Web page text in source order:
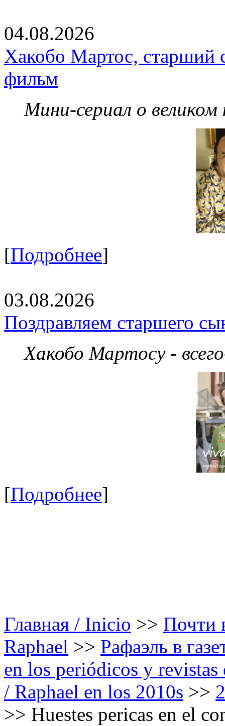
04.08.2026
Хакобо Мартос, старший
фильм
Мини-сериал о великом
[Подробнее]
03.08.2026
Поздравляем старшего
Хакобо Мартосу -
[Подробнее]
Главная / Inicio >> Почти
Raphael >> Рафаэль в
en los periódicos y
/ Raphael en los 2010s >>
>> Huestes pericas en el